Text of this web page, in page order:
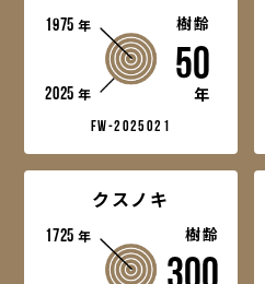
1975年
2025年
樹齢
50
年
fw-2025021
クスノキ
1725年 樹齢
300